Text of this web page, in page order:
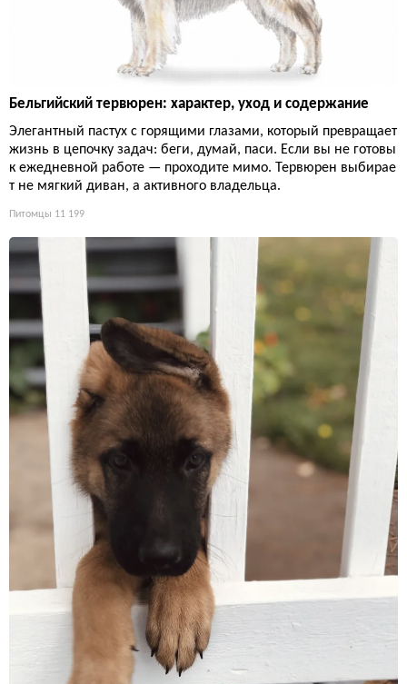
Бельгийский тервюрен: характер, уход и содержание
Элегантный пастух с горящими глазами, который превращает
жизнь в цепочку задач: беги, думай, паси. Если вы не готовы
к ежедневной работе — проходите мимо. Тервюрен выбирае
т не мягкий диван, а активного владельца.
Питомцы 11 199